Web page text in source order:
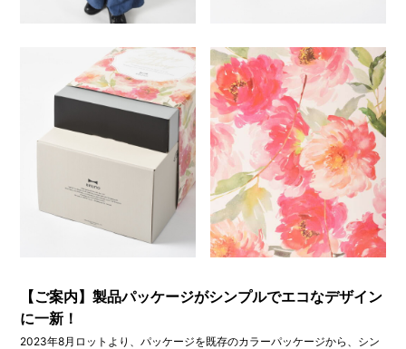
【ご案内】製品パッケージがシンプルでエコなデザイン
に一新！
2023年8月ロットより、パッケージを既存のカラーパッケージから、シン